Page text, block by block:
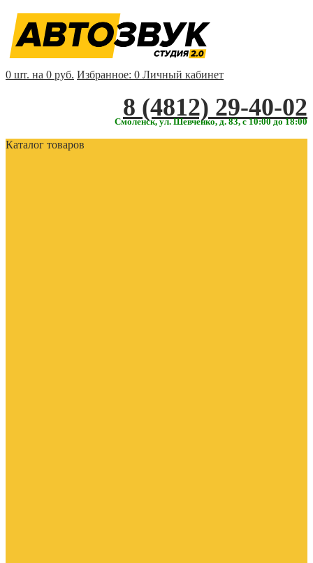
0 шт. на 0 руб. Избранное: 0 Личный кабинет
‎‎8 (4812) 29-40-02
Смоленск, ул. Шевченко, д. 83, с 10:00 до 18:00
Каталог товаров